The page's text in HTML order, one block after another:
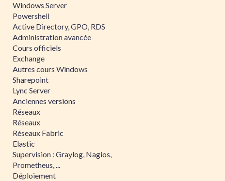
Windows Server
Powershell
Active Directory, GPO, RDS
Administration avancée
Cours officiels
Exchange
Autres cours Windows
Sharepoint
Lync Server
Anciennes versions
Réseaux
Réseaux
Réseaux Fabric
Elastic
Supervision : Graylog, Nagios,
Prometheus, ...
Déploiement